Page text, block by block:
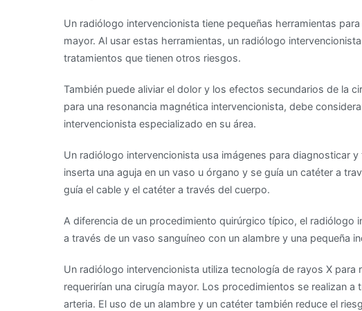
Un radiólogo intervencionista tiene pequeñas herramientas
mayor. Al usar estas herramientas, un radiólogo
tratamientos que tienen otros riesgos.
También puede aliviar el dolor y los efectos secundarios de la
para una resonancia magnética intervencionista, debe
intervencionista especializado en su área.
Un radiólogo intervencionista usa imágenes para diagnosticar
inserta una aguja en un vaso u órgano y se guía un catéter a
guía el cable y el catéter a través del cuerpo.
A diferencia de un procedimiento quirúrgico típico, el radiólogo
a través de un vaso sanguíneo con un alambre y una pequeña
Un radiólogo intervencionista utiliza tecnología de rayos X
requerirían una cirugía mayor. Los procedimientos se realizan
arteria. El uso de un alambre y un catéter también reduce el